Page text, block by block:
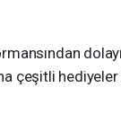
çeşitli